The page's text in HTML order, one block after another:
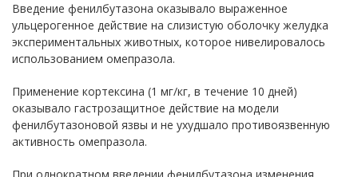
Введение фенилбутазона оказывало выраженное
ульцерогенное действие на слизистую оболочку желудка
экспериментальных животных, которое нивелировалось
использованием омепразола.
Применение кортексина (1 мг/кг, в течение 10 дней)
оказывало гастрозащитное действие на модели
фенилбутазоновой язвы и не ухудшало противоязвенную
активность омепразола.